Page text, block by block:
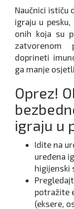
Naučnici ističu
igraju u
onih koja su
zatvorenom
doprineti
ga manje
Oprez!
igraju u
Idite na
uređena
higijenski
potražite
(eksere,